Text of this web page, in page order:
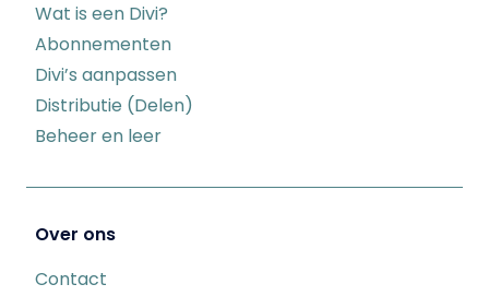
Wat is een Divi?
Abonnementen
Divi’s aanpassen
Distributie (Delen)
Beheer en leer
Over ons
Contact